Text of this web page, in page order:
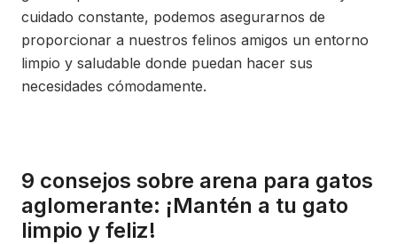
cuidado constante, podemos asegurarnos de
proporcionar a nuestros felinos amigos un entorno
limpio y saludable donde puedan hacer sus
necesidades cómodamente.
9 consejos sobre arena para gatos
aglomerante: ¡Mantén a tu gato
limpio y feliz!